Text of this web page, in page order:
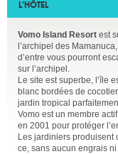
L’HÔTEL
Vomo Island Resort est
l’archipel des
d’entre vous pourront
sur l’archipel.
Le site est superbe, l’île
blanc bordées de
jardin tropical
Vomo est un membre
en 2001 pour protéger
Les jardiniers produisent
ce, sans aucun engrais